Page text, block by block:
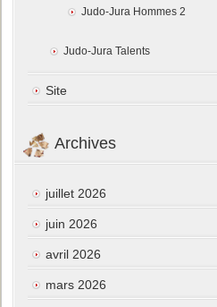
Judo-Jura Hommes 2
Judo-Jura Talents
Site
Archives
juillet 2026
juin 2026
avril 2026
mars 2026